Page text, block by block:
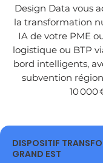
Design Data vous
la transformation
IA de votre PME
logistique ou BTP
bord intelligents,
subvention
10 000
DISPOSITIF
GRAND EST